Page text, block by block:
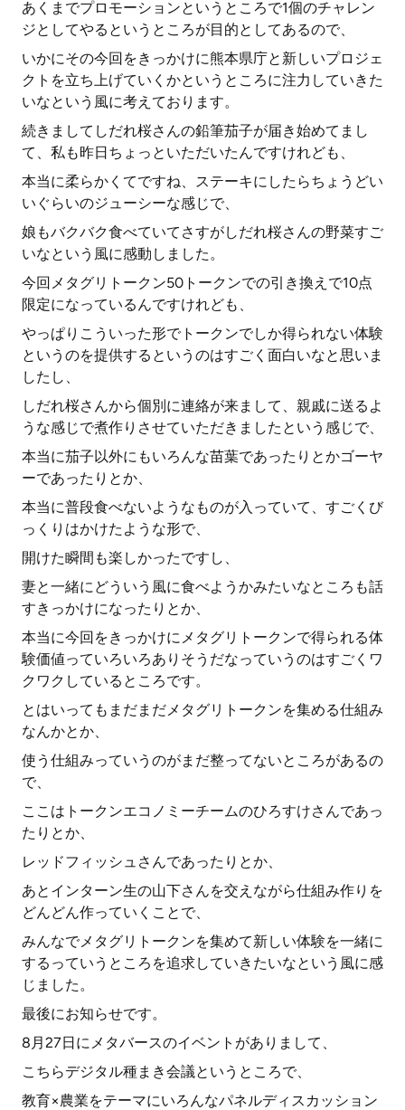
あくまでプロモーションというところで1個のチャレン
ジとしてやるというところが目的としてあるので、
いかにその今回をきっかけに熊本県庁と新しいプロジェ
クトを立ち上げていくかというところに注力していきた
いなという風に考えております。
続きましてしだれ桜さんの鉛筆茄子が届き始めてまし
て、私も昨日ちょっといただいたんですけれども、
本当に柔らかくてですね、ステーキにしたらちょうどい
いぐらいのジューシーな感じで、
娘もバクバク食べていてさすがしだれ桜さんの野菜すご
いなという風に感動しました。
今回メタグリトークン50トークンでの引き換えで10点
限定になっているんですけれども、
やっぱりこういった形でトークンでしか得られない体験
というのを提供するというのはすごく面白いなと思いま
したし、
しだれ桜さんから個別に連絡が来まして、親戚に送るよ
うな感じで煮作りさせていただきましたという感じで、
本当に茄子以外にもいろんな苗葉であったりとかゴーヤ
ーであったりとか、
本当に普段食べないようなものが入っていて、すごくび
っくりはかけたような形で、
開けた瞬間も楽しかったですし、
妻と一緒にどういう風に食べようかみたいなところも話
すきっかけになったりとか、
本当に今回をきっかけにメタグリトークンで得られる体
験価値っていろいろありそうだなっていうのはすごくワ
クワクしているところです。
とはいってもまだまだメタグリトークンを集める仕組み
なんかとか、
使う仕組みっていうのがまだ整ってないところがあるの
で、
ここはトークンエコノミーチームのひろすけさんであっ
たりとか、
レッドフィッシュさんであったりとか、
あとインターン生の山下さんを交えながら仕組み作りを
どんどん作っていくことで、
みんなでメタグリトークンを集めて新しい体験を一緒に
するっていうところを追求していきたいなという風に感
じました。
最後にお知らせです。
8月27日にメタバースのイベントがありまして、
こちらデジタル種まき会議というところで、
教育×農業をテーマにいろんなパネルディスカッション